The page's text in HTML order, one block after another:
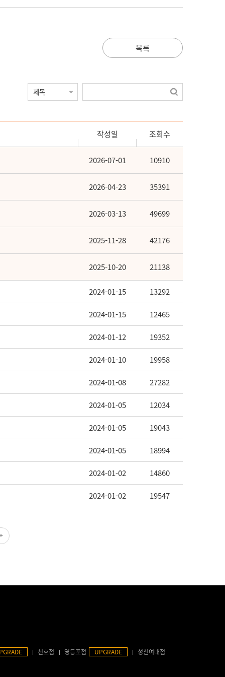
목록
작성일 조회수
2026-07-01 10910
2026-04-23 35391
2026-03-13 49699
2025-11-28 42176
2025-10-20 21138
2024-01-15 13292
2024-01-15 12465
2024-01-12 19352
2024-01-10 19958
2024-01-08 27282
2024-01-05 12034
2024-01-05 19043
2024-01-05 18994
2024-01-02 14860
2024-01-02 19547
천호점 영등포점 UPGRADE 성신여대점